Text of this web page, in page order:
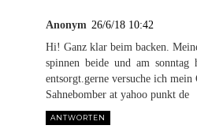
Anonym 26/6/18 10:42
Hi! Ganz klar beim backen.
spinnen beide und am
entsorgt.gerne versuche ich
Sahnebomber at yahoo punkt de
ANTWORTEN